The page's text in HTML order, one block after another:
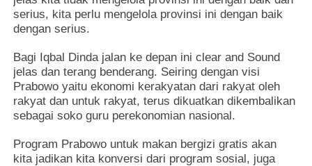
serius, kita perlu mengelola provinsi ini dengan baik
dengan serius.
Bagi Iqbal Dinda jalan ke depan ini clear and Sound
jelas dan terang benderang. Seiring dengan visi
Prabowo yaitu ekonomi kerakyatan dari rakyat oleh
rakyat dan untuk rakyat, terus dikuatkan dikembalikan
sebagai soko guru perekonomian nasional.
Program Prabowo untuk makan bergizi gratis akan
kita jadikan kita konversi dari program sosial, juga